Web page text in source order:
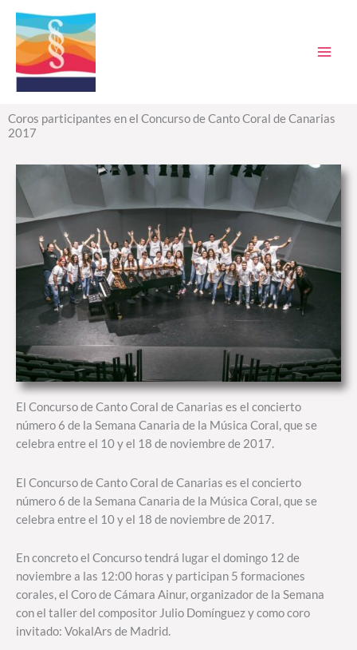
contenido
Coros participantes en el Concurso de Canto Coral de Canarias
2017
El Concurso de Canto Coral de Canarias es el concierto
número 6 de la Semana Canaria de la Música Coral, que se
celebra entre el 10 y el 18 de noviembre de 2017.
El Concurso de Canto Coral de Canarias es el concierto
número 6 de la Semana Canaria de la Música Coral, que se
celebra entre el 10 y el 18 de noviembre de 2017.
En concreto el Concurso tendrá lugar el domingo 12 de
noviembre a las 12:00 horas y participan 5 formaciones
corales, el Coro de Cámara Ainur, organizador de la Semana
con el taller del compositor Julio Domínguez y como coro
invitado: VokalArs de Madrid.